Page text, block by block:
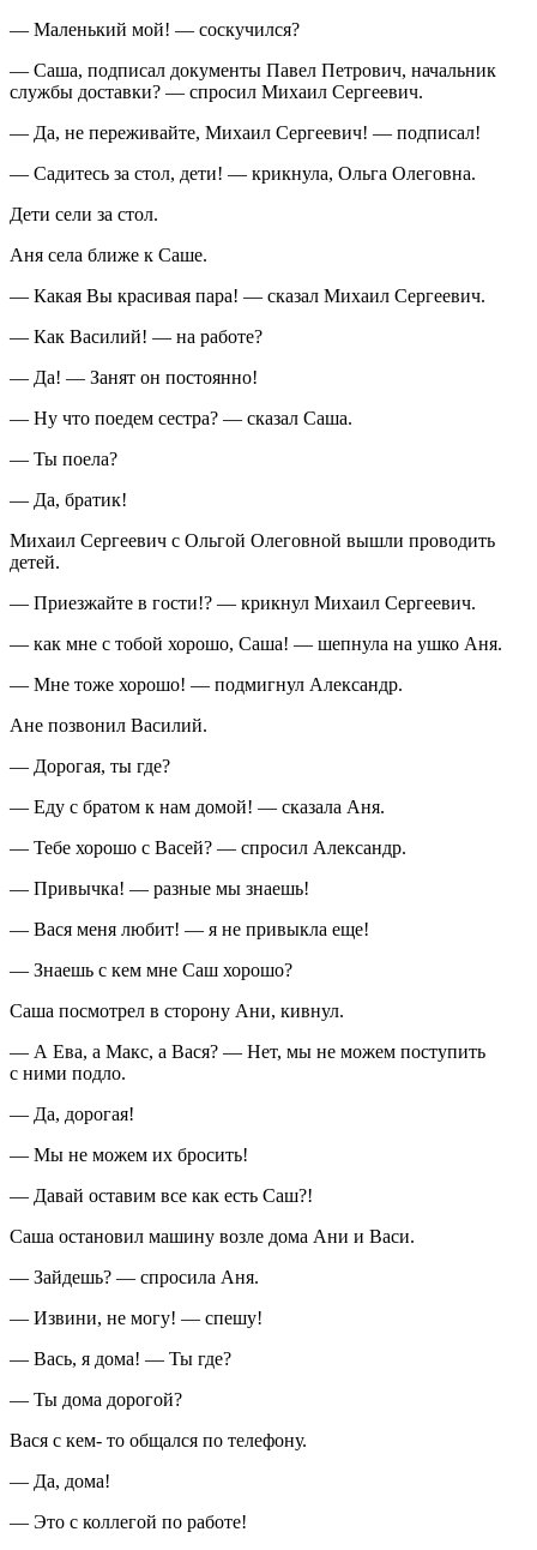
— Маленький мой! — соскучился?
— Саша, подписал документы Павел Петрович, начальник
службы доставки? — спросил Михаил Сергеевич.
— Да, не переживайте, Михаил Сергеевич! — подписал!
— Садитесь за стол, дети! — крикнула, Ольга Олеговна.
Дети сели за стол.
Аня села ближе к Саше.
— Какая Вы красивая пара! — сказал Михаил Сергеевич.
— Как Василий! — на работе?
— Да! — Занят он постоянно!
— Ну что поедем сестра? — сказал Саша.
— Ты поела?
— Да, братик!
Михаил Сергеевич с Ольгой Олеговной вышли проводить
детей.
— Приезжайте в гости!? — крикнул Михаил Сергеевич.
— как мне с тобой хорошо, Саша! — шепнула на ушко Аня.
— Мне тоже хорошо! — подмигнул Александр.
Ане позвонил Василий.
— Дорогая, ты где?
— Еду с братом к нам домой! — сказала Аня.
— Тебе хорошо с Васей? — спросил Александр.
— Привычка! — разные мы знаешь!
— Вася меня любит! — я не привыкла еще!
— Знаешь с кем мне Саш хорошо?
Саша посмотрел в сторону Ани, кивнул.
— А Ева, а Макс, а Вася? — Нет, мы не можем поступить
с ними подло.
— Да, дорогая!
— Мы не можем их бросить!
— Давай оставим все как есть Саш?!
Саша остановил машину возле дома Ани и Васи.
— Зайдешь? — спросила Аня.
— Извини, не могу! — спешу!
— Вась, я дома! — Ты где?
— Ты дома дорогой?
Вася с кем- то общался по телефону.
— Да, дома!
— Это с коллегой по работе!